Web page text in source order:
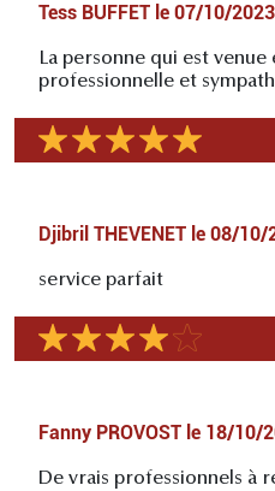
Tess BUFFET le 07/10/2023
La personne qui est venue
professionnelle et
Djibril THEVENET le 08/10/
service parfait
Fanny PROVOST le 18/10/
De vrais professionnels à